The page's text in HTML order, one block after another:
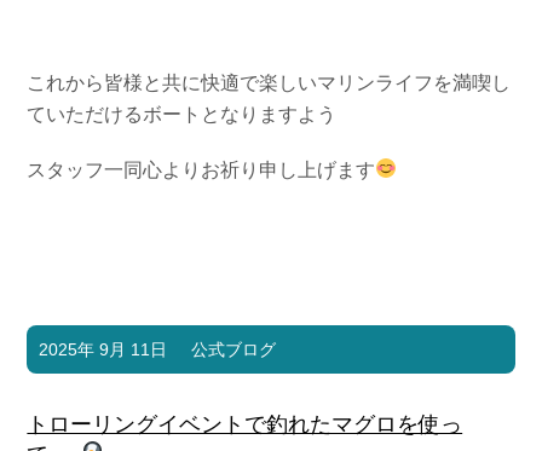
これから皆様と共に快適で楽しいマリンライフを満喫し
ていただけるボートとなりますよう
スタッフ一同心よりお祈り申し上げます
2025年 9月 11日 公式ブログ
トローリングイベントで釣れたマグロを使っ